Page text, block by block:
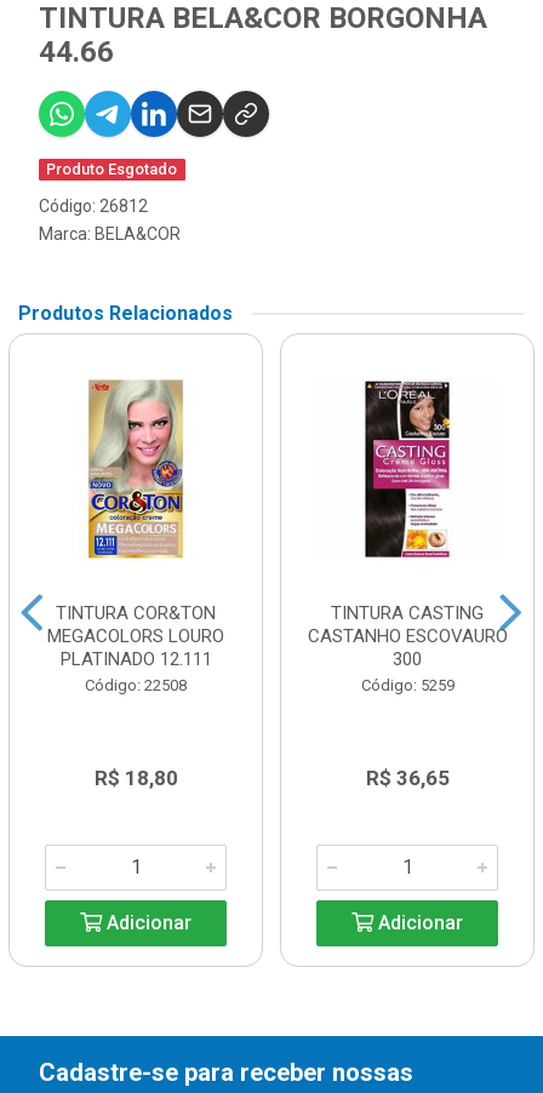
TINTURA BELA&COR BORGONHA
44.66
Produto Esgotado
Código: 26812
Marca: BELA&COR
Produtos Relacionados
TINTURA COR&TON
MEGACOLORS LOURO
PLATINADO 12.111
Código: 22508
R$ 18,80
Adicionar
TINTURA CASTING
CASTANHO ESCOVAURO
300
Código: 5259
R$ 36,65
Adicionar
Cadastre-se para receber nossas